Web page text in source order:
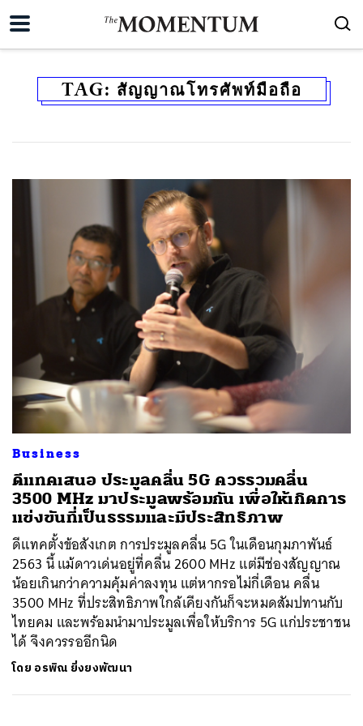
TAG: สัญญาณโทรศัพท์มือถือ
Business
ดีแทคเสนอ ประมูลคลื่น 5G ควรรวมคลื่น
3500 MHz มาประมูลพร้อมกัน เพื่อให้เกิดการ
แข่งขันที่เป็นธรรมและมีประสิทธิภาพ
ดีแทคตั้งข้อสังเกต การประมูลคลื่น 5G ในเดือนกุมภาพันธ์
2563 นี้ แม้ดาวเด่นอยู่ที่คลื่น 2600 MHz แต่มีช่องสัญญาณ
น้อยเกินกว่าความคุ้มค่าลงทุน แต่หากรอไม่กี่เดือน คลื่น
3500 MHz ที่ประสิทธิภาพใกล้เคียงกันก็จะหมดสัมปทานกับ
ไทยคม และพร้อมนำมาประมูลเพื่อให้บริการ 5G แก่ประชาชน
ได้ จึงควรรออีกนิด
โดย อรพิณ ยิ่งยงพัฒนา